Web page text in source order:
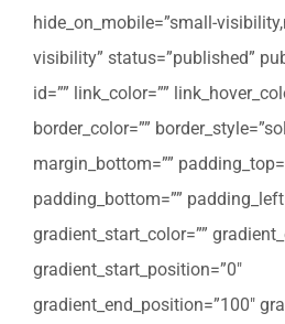
hide_on_mobile=”small-
visibility” status=”published”
id=”” link_color=””
border_color=””
margin_bottom=””
padding_bottom=””
gradient_start_color=””
gradient_start_position=”0″
gradient_end_position=”100″